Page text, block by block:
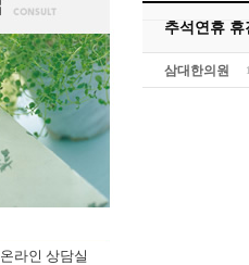
온라인 상담실
추석연휴 휴
삼대한의원